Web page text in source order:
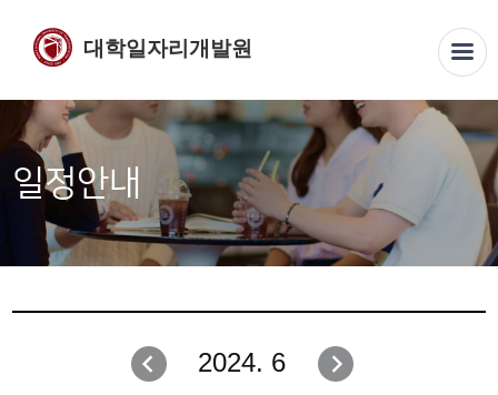
대학일자리개발원
일정안내
2024. 6